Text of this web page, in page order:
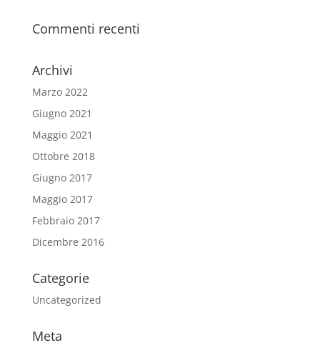
Commenti recenti
Archivi
Marzo 2022
Giugno 2021
Maggio 2021
Ottobre 2018
Giugno 2017
Maggio 2017
Febbraio 2017
Dicembre 2016
Categorie
Uncategorized
Meta